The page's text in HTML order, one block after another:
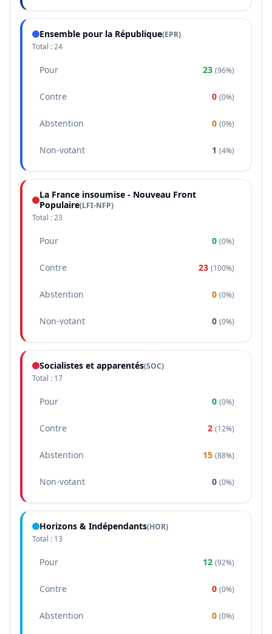
Ensemble pour la République(EPR)
Total :24
Pour 23 (96%)
Contre 0 (0%)
Abstention 0 (0%)
Non-votant 1 (4%)
La France insoumise - Nouveau Front
Populaire(LFI-NFP)
Total :23
Pour 0 (0%)
Contre 23 (100%)
Abstention 0 (0%)
Non-votant 0 (0%)
Socialistes et apparentés(SOC)
Total : 17
Pour 0 (0%)
Contre 2 (12%)
Abstention 15 (88%)
Non-votant 0 (0%)
Horizons & Indépendants(HOR)
Total : 13
Pour 12 (92%)
Contre 0 (0%)
Abstention 0 (0%)